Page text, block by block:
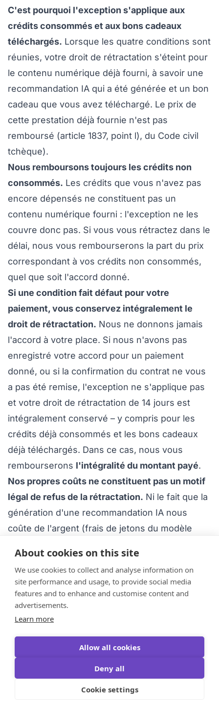
C'est pourquoi l'exception s'applique aux
crédits consommés et aux bons cadeaux
téléchargés. Lorsque les quatre conditions sont
réunies, votre droit de rétractation s'éteint pour
le contenu numérique déjà fourni, à savoir une
recommandation IA qui a été générée et un bon
cadeau que vous avez téléchargé. Le prix de
cette prestation déjà fournie n'est pas
remboursé (article 1837, point l), du Code civil
tchèque).
Nous remboursons toujours les crédits non
consommés. Les crédits que vous n'avez pas
encore dépensés ne constituent pas un
contenu numérique fourni : l'exception ne les
couvre donc pas. Si vous vous rétractez dans le
délai, nous vous rembourserons la part du prix
correspondant à vos crédits non consommés,
quel que soit l'accord donné.
Si une condition fait défaut pour votre
paiement, vous conservez intégralement le
droit de rétractation. Nous ne donnons jamais
l'accord à votre place. Si nous n'avons pas
enregistré votre accord pour un paiement
donné, ou si la confirmation du contrat ne vous
a pas été remise, l'exception ne s'applique pas
et votre droit de rétractation de 14 jours est
intégralement conservé – y compris pour les
crédits déjà consommés et les bons cadeaux
déjà téléchargés. Dans ce cas, nous vous
rembourserons l'intégralité du montant payé.
Nos propres coûts ne constituent pas un motif
légal de refus de la rétractation. Ni le fait que la
génération d'une recommandation IA nous
coûte de l'argent (frais de jetons du modèle
le bon cadeaune constituent une exception
légale autonomeau droit de rétractation.
Remboursement
Nous procéderons au remboursement
tard dans les 14 jours
votre rétractation, en utilisant le même moyen
de paiement que celui que vous avez utilisé,
sauf accord contraire convenu avec vous.
Aucun frais ne vous est facturé au titre de la
About cookies on this site
We use cookies to collect and analyse information on
site performance and usage, to provide social media
features and to enhance and customise content and
advertisements.
Learn more
Allow all cookies
Deny all
Cookie settings